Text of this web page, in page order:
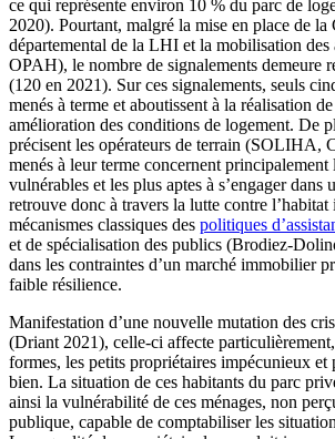
ce qui représente environ 10 % du parc de
2020). Pourtant, malgré la mise en place de
départemental de la LHI et la mobilisation
OPAH), le nombre de signalements demeure
(120 en 2021). Sur ces signalements, seuls
menés à terme et aboutissent à la réalisation
amélioration des conditions de logement. De
précisent les opérateurs de terrain (SOLIHA,
menés à leur terme concernent principalement
vulnérables et les plus aptes à s’engager dans
retrouve donc à travers la lutte contre l’habitat
mécanismes classiques des politiques
et de spécialisation des publics (Brodiez-
dans les contraintes d’un marché immobilier
faible résilience.
Manifestation d’une nouvelle mutation des
(Driant 2021), celle-ci affecte particulièrement,
formes, les petits propriétaires impécunieux et
bien. La situation de ces habitants du parc
ainsi la vulnérabilité de ces ménages, non
publique, capable de comptabiliser les